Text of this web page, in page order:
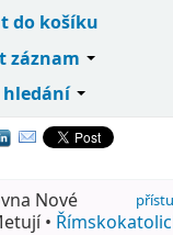
do košíku
záznam
hledání
Nové
•